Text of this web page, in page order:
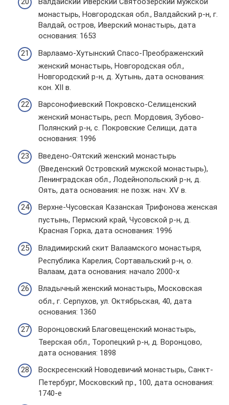
монастырь, Новгородская обл., Валдайский р-н, г.
Валдай, остров, Иверский монастырь, дата
основания: 1653
Варлаамо-Хутынский Спасо-Преображенский
женский монастырь, Новгородская обл.,
Новгородский р-н, д. Хутынь, дата основания:
кон. XII в.
Варсонофиевский Покровско-Селищенский
женский монастырь, респ. Мордовия, Зубово-
Полянский р-н, с. Покровские Селищи, дата
основания: 1996
Введено-Оятский женский монастырь
(Введенский Островский мужской монастырь),
Ленинградская обл., Лодейнопольский р-н, д.
Оять, дата основания: не позж. нач. XV в.
Верхне-Чусовская Казанская Трифонова женская
пустынь, Пермский край, Чусовской р-н, д.
Красная Горка, дата основания: 1996
Владимирский скит Валаамского монастыря,
Республика Карелия, Сортавальский р-н, о.
Валаам, дата основания: начало 2000-х
Владычный женский монастырь, Московская
обл., г. Серпухов, ул. Октябрьская, 40, дата
основания: 1360
Воронцовский Благовещенский монастырь,
Тверская обл., Торопецкий р-н, д. Воронцово,
дата основания: 1898
Воскресенский Новодевичий монастырь, Санкт-
Петербург, Московский пр., 100, дата основания:
1740-е